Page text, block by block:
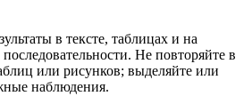
в тексте, таблицах и на
Не повторяйте в
или рисунков; выделяйте или
наблюдения.